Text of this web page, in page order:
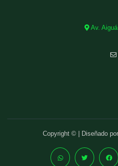
Av.
Copyright © | Diseñado por